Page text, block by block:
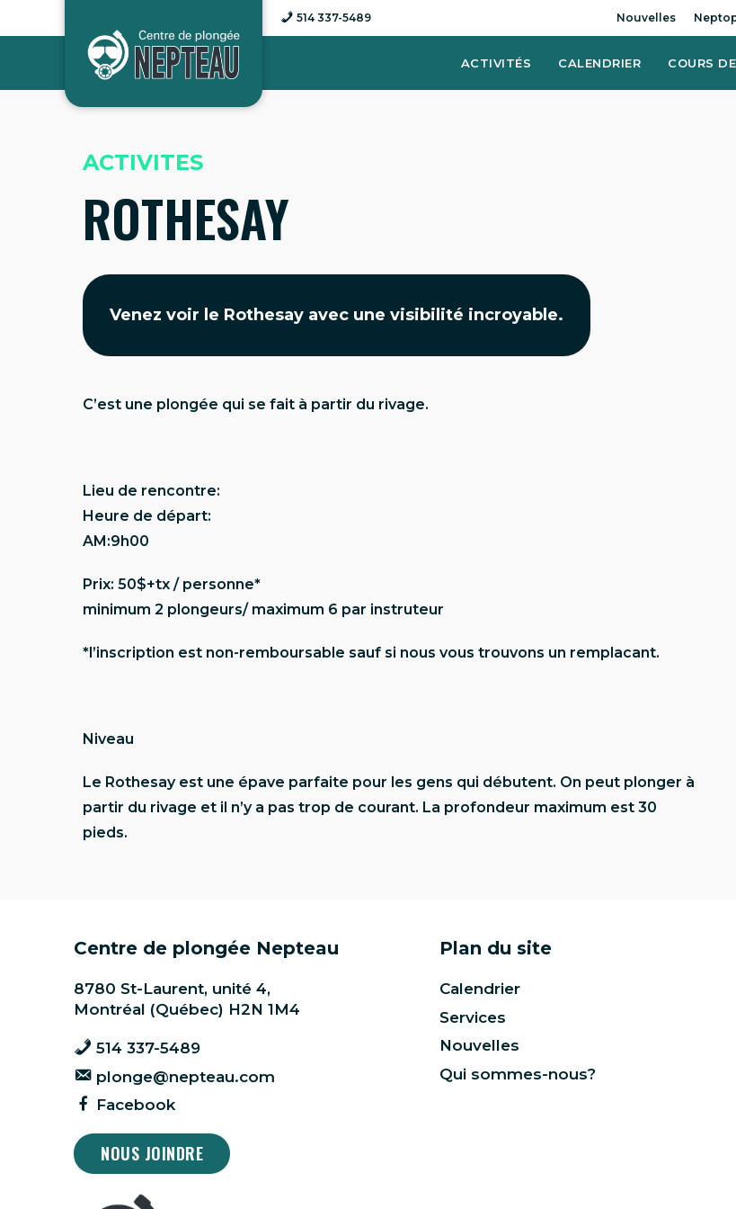
514 337-5489 Nouvelles
ACTIVITÉS CALENDRIER COURS
ACTIVITES
ROTHESAY
Venez voir le Rothesay avec une visibilité incroyable.
C’est une plongée qui se fait à partir du rivage.
Lieu de rencontre:
Heure de départ:
AM:9h00
Prix: 50$+tx / personne*
minimum 2 plongeurs/ maximum 6 par instruteur
*l’inscription est non-remboursable sauf si nous vous trouvons un remplacant.
Niveau
Le Rothesay est une épave parfaite pour les gens qui débutent. On peut plonger à
partir du rivage et il n’y a pas trop de courant. La profondeur maximum est 30
pieds.
Centre de plongée Nepteau
8780 St-Laurent, unité 4,
Montréal (Québec) H2N 1M4
514 337-5489
plonge@nepteau.com
Facebook
NOUS JOINDRE
Plan du site
Calendrier
Services
Nouvelles
Qui sommes-nous?